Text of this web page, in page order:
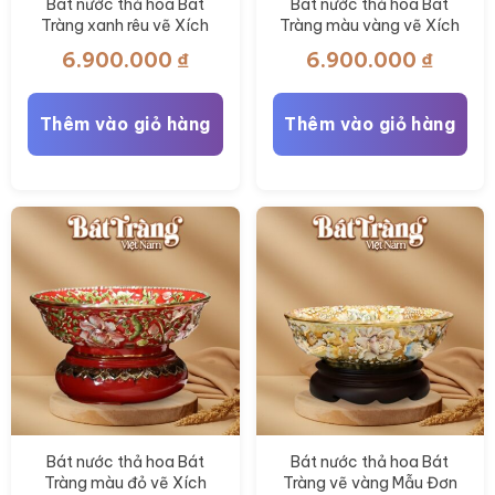
Bát nước thả hoa Bát
Tràng xanh rêu vẽ Xích
6.900.000 ₫
Thêm vào giỏ hàng
Bát nước thả hoa Bát
Tràng màu vàng vẽ Xích
BNTH09
6.900.000 ₫
Thêm vào giỏ hàng
Bát nước thả hoa Bát
Tràng màu đỏ vẽ Xích
Bát nước thả hoa Bát
Tràng vẽ vàng Mẫu Đơn